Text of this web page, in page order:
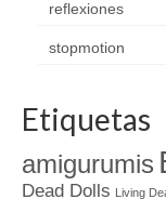
reflexiones
stopmotion
Etiquetas
amigurumis
Dead Dolls Living